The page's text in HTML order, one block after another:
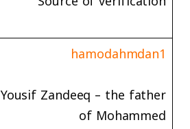
hamodahmdan1
Yousif Zandeeq – the father
of Mohammed